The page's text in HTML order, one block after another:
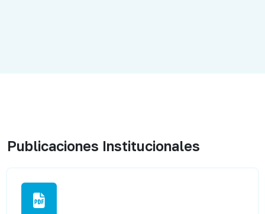
Publicaciones Institucionales